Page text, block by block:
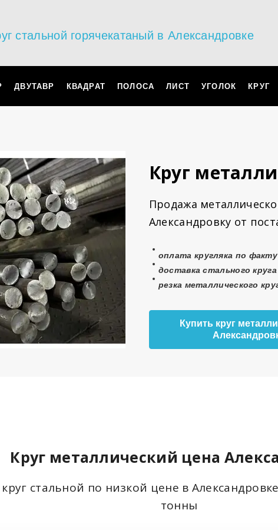
стальной горячекатаный в Александровке
ДВУТАВР КВАДРАТ ПОЛОСА ЛИСТ УГОЛОК КРУГ
Круг
Продажа
Александровку от
оплата кругляка по факту
доставка стального
резка металлического
Купить круг
Круг металлический цена
стальной по низкой цене в
тонны